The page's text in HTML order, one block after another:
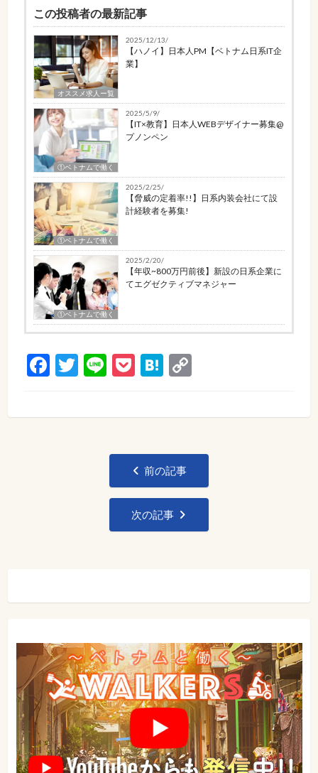
この投稿者の最新記事
オススメ求人ー覧
2025/12/13/
【ハノイ】日本人PM【ベトナム日系IT企
業】
①ベトナムで働く
2025/5/9/
【IT×教育】日本人WEBデザイナー募集@
プノンペン
①ベトナムで働く
2025/2/25/
【脅威の定着率!!】日系内装会社にて設
計経験者を募集!
①ベトナムで働く
2025/2/20/
【年収~800万円前後】新設の日系企業に
てエグゼクティブマネジャー
Facebook
Twitter
LinePocketHatena
Copy
シ
ン
前の記事
次の記事